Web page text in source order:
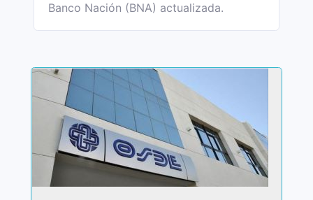
Banco Nación (BNA) actualizada.